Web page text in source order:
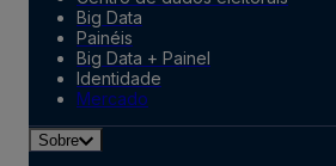
Big Data
Painéis
Big Data + Painel
Identidade
Mercado
Sobre